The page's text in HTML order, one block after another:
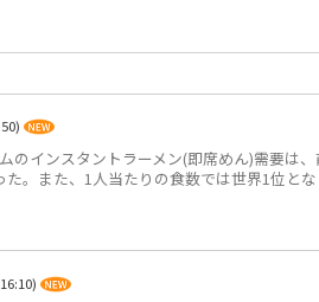
のインスタントラーメン(即席めん)需要は、
。また、1人当たりの食数では世界1位とな